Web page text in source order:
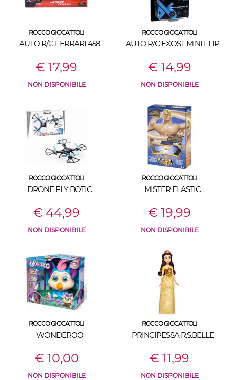
ROCCO GIOCATTOLI
AUTO R/C FERRARI 458
€ 17,99
NON DISPONIBILE
ROCCO GIOCATTOLI
AUTO R/C EXOST MINI FLIP
€ 14,99
NON DISPONIBILE
ROCCO GIOCATTOLI
DRONE FLY BOTIC
€ 44,99
NON DISPONIBILE
ROCCO GIOCATTOLI
MISTER ELASTIC
€ 19,99
NON DISPONIBILE
ROCCO GIOCATTOLI
WONDEROO
€ 10,00
NON DISPONIBILE
ROCCO GIOCATTOLI
PRINCIPESSA R.S.BELLE
€ 11,99
NON DISPONIBILE